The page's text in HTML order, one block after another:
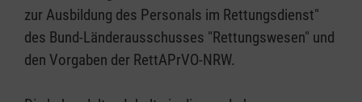
zur Ausbildung des Personals im Rettungsdienst"
des Bund-Länderausschusses "Rettungswesen" und
den Vorgaben der RettAPrVO-NRW.